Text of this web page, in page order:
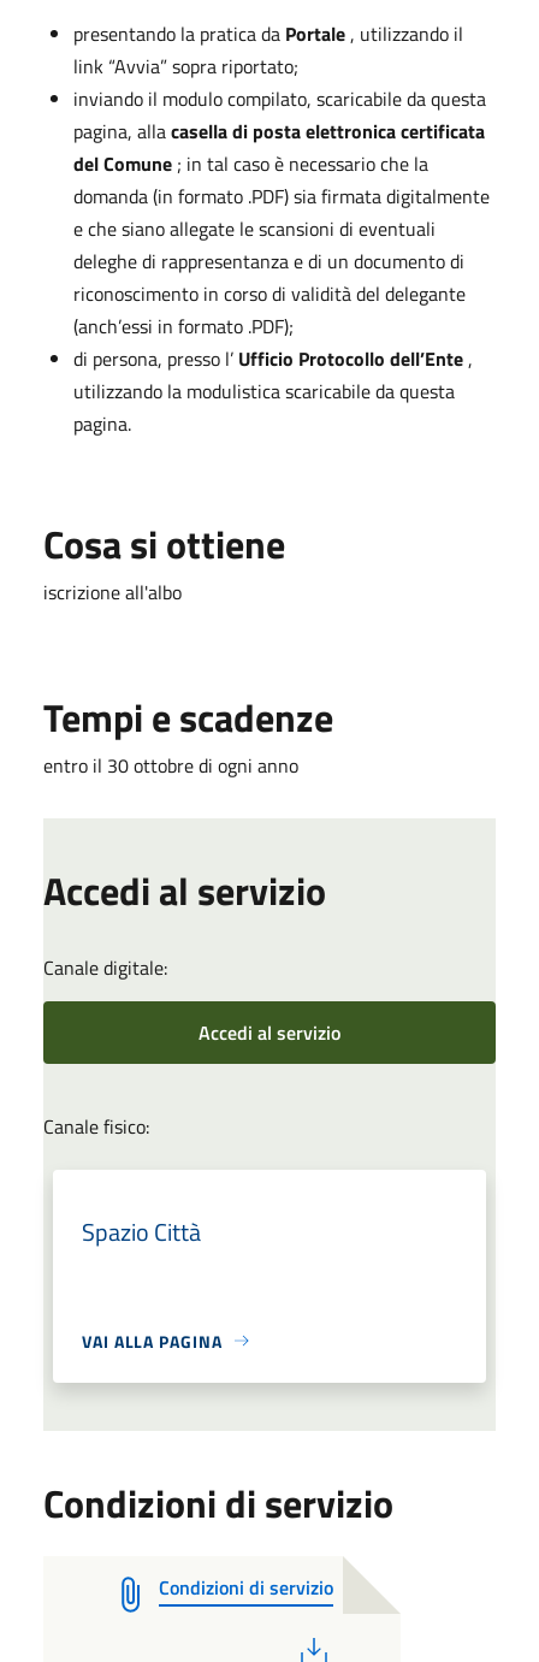
presentando la pratica da Portale , utilizzando il
link “Avvia” sopra riportato;
inviando il modulo compilato, scaricabile da questa
pagina, allacasella di posta elettronica certificata
del Comune ; in tal caso è necessario che la
domanda (in formato .PDF) sia firmata digitalmente
e che siano allegate le scansioni di eventuali
deleghe di rappresentanza e di un documento di
riconoscimento in corso di validità del delegante
(anch’essi in formato .PDF);
di persona, presso l’ Ufficio Protocollo dell’Ente ,
utilizzando la modulistica scaricabile da questa
pagina.
Cosa si ottiene
iscrizione all'albo
Tempi e scadenze
entro il 30 ottobre di ogni anno
Accedi al servizio
Canale digitale:
Accedi al servizio
Canale fisico:
Spazio Città
VAI ALLA PAGINA
Condizioni di servizio
Condizioni di servizio